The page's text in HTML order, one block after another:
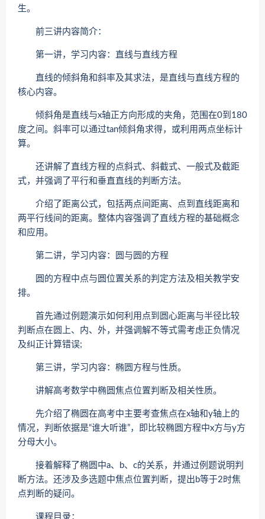
生。
前三讲内容简介：
第一讲，学习内容：直线与直线方程
直线的倾斜角和斜率及其求法，是直线与直线方程的
核心内容。
倾斜角是直线与x轴正方向形成的夹角，范围在0到180
度之间。斜率可以通过tan倾斜角求得，或利用两点坐标计
算。
还讲解了直线方程的点斜式、斜截式、一般式及截距
式，并强调了平行和垂直直线的判断方法。
介绍了距离公式，包括两点间距离、点到直线距离和
两平行线间的距离。整体内容强调了直线方程的基础概念
和应用。
第二讲，学习内容：圆与圆的方程
圆的方程中点与圆位置关系的判定方法及相关教学安
排。
首先通过例题演示如何利用点到圆心距离与半径比较
判断点在圆上、内、外，并强调解不等式需考虑正负情况
及纠正计算错误;
第三讲，学习内容：椭圆方程与性质。
讲解高考数学中椭圆焦点位置判断及相关性质。
先介绍了椭圆在高考中主要考查焦点在x轴和y轴上的
情况，判断依据是“谁大听谁”，即比较椭圆方程中x方与y方
分母大小。
接着解释了椭圆中a、b、c的关系，并通过例题说明判
断方法。还涉及多选题中焦点位置判断，提出b等于2时焦
点判断的疑问。
课程目录：